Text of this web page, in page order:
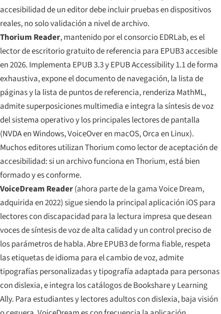
accesibilidad de un editor debe incluir pruebas en dispositivos
reales, no solo validación a nivel de archivo.
Thorium Reader, mantenido por el consorcio EDRLab, es el
lector de escritorio gratuito de referencia para EPUB3 accesible
en 2026. Implementa EPUB 3.3 y EPUB Accessibility 1.1 de forma
exhaustiva, expone el documento de navegación, la lista de
páginas y la lista de puntos de referencia, renderiza MathML,
admite superposiciones multimedia e integra la síntesis de voz
del sistema operativo y los principales lectores de pantalla
(NVDA en Windows, VoiceOver en macOS, Orca en Linux).
Muchos editores utilizan Thorium como lector de aceptación de
accesibilidad: si un archivo funciona en Thorium, está bien
formado y es conforme.
VoiceDream Reader(ahora parte de la gama Voice Dream,
adquirida en 2022) sigue siendo la principal aplicación iOS para
lectores con discapacidad para la lectura impresa que desean
voces de síntesis de voz de alta calidad y un control preciso de
los parámetros de habla. Abre EPUB3 de forma fiable, respeta
las etiquetas de idioma para el cambio de voz, admite
tipografías personalizadas y tipografía adaptada para personas
con dislexia, e integra los catálogos de Bookshare y Learning
Ally. Para estudiantes y lectores adultos con dislexia, baja visión